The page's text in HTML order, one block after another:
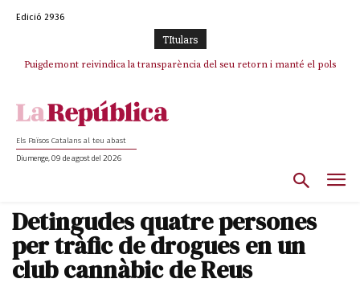
Edició 2936
TItulars
Puigdemont reivindica la transparència del seu retorn i manté el pols
Els Països Catalans al teu abast
Diumenge, 09 de agost del 2026
Detingudes quatre persones
per tràfic de drogues en un
club cannàbic de Reus